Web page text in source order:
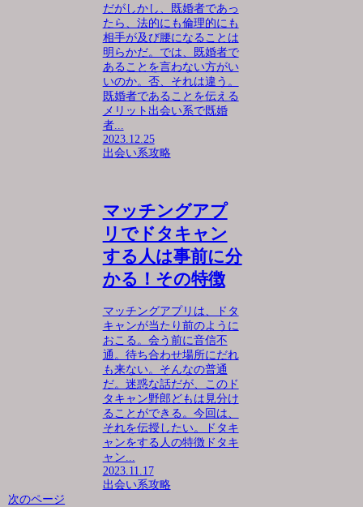
だがしかし、既婚者であっ
たら、法的にも倫理的にも
相手が及び腰になることは
明らかだ。では、既婚者で
あることを言わない方がい
いのか。否、それは違う。
既婚者であることを伝える
メリット出会い系で既婚
者...
2023.12.25
出会い系攻略
マッチングアプ
リでドタキャン
する人は事前に分
かる！その特徴
マッチングアプリは、ドタ
キャンが当たり前のように
おこる。会う前に音信不
通。待ち合わせ場所にだれ
も来ない。そんなの普通
だ。迷惑な話だが、このド
タキャン野郎どもは見分け
ることができる。今回は、
それを伝授したい。ドタキ
ャンをする人の特徴ドタキ
ャン...
2023.11.17
出会い系攻略
次のページ